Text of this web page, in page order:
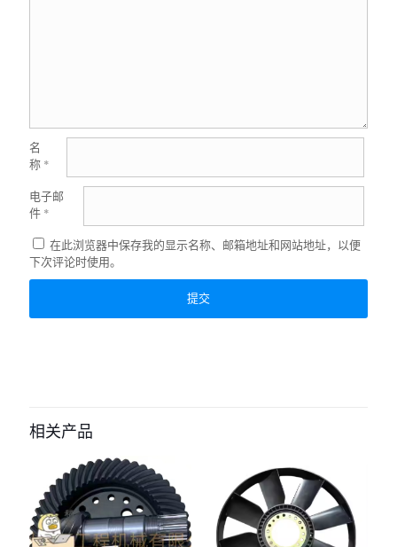
名
称 *
电子邮
件 *
在此浏览器中保存我的显示名称、邮箱地址和网站地址，以便
下次评论时使用。
相关产品